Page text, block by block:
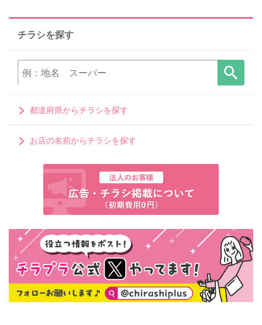
チラシを探す
都道府県からチラシを探す
お店の名前からチラシを探す